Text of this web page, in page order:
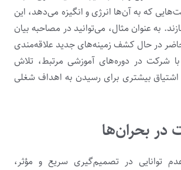
که به آن‌ها انرژی و انگیزه می‌دهد، این
به عنوان مثال، می‌توانید در مصاحبه بیان
در حال کشف زمینه‌های جدید علاقه‌مندی
شرکت در دوره‌های آموزشی مرتبط، تلاش
اشتیاق بیشتری برای رسیدن به اهداف شغلی
در بحران‌ها
توانایی در تصمیم‌گیری سریع و مؤثر،